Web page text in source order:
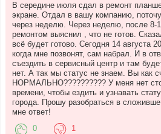
В середине июля сдал в ремонт
экране. Отдал в вашу компанию,
через неделю. Через неделю, после 8-
ремонтом выяснил , что не готов.
всё будет готово. Сегодня 14 августа
когда мне позвонят, сам набрал. И в
съездить в сервисный центр и там
нет. А так мы статус не знаем. Вы как
НОРМАЛЬНО?????????? У меня нет
времени, чтобы ездить и узнавать
города. Прошу разобраться в
мне ответ!
0 1